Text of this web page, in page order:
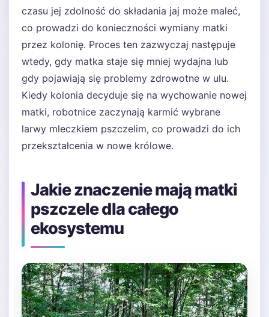
czasu jej zdolność do składania jaj może maleć,
co prowadzi do konieczności wymiany matki
przez kolonię. Proces ten zazwyczaj następuje
wtedy, gdy matka staje się mniej wydajna lub
gdy pojawiają się problemy zdrowotne w ulu.
Kiedy kolonia decyduje się na wychowanie nowej
matki, robotnice zaczynają karmić wybrane
larwy mleczkiem pszczelim, co prowadzi do ich
przekształcenia w nowe królowe.
Jakie znaczenie mają matki
pszczele dla całego
ekosystemu